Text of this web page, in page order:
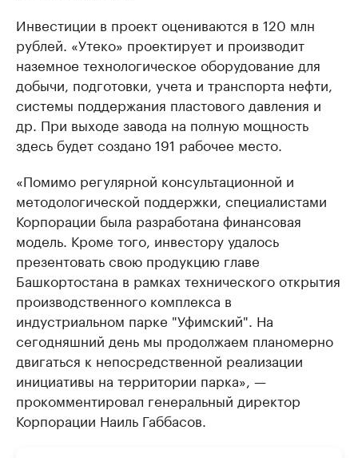
Инвестиции в проект оцениваются в 120 млн
рублей. «Утеко» проектирует и производит
наземное технологическое оборудование для
добычи, подготовки, учета и транспорта нефти,
системы поддержания пластового давления и
др. При выходе завода на полную мощность
здесь будет создано 191 рабочее место.
«Помимо регулярной консультационной и
методологической поддержки, специалистами
Корпорации была разработана финансовая
модель. Кроме того, инвестору удалось
презентовать свою продукцию главе
Башкортостана в рамках технического открытия
производственного комплекса в
индустриальном парке "Уфимский". На
сегодняшний день мы продолжаем планомерно
двигаться к непосредственной реализации
инициативы на территории парка», —
прокомментировал генеральный директор
Корпорации Наиль Габбасов.